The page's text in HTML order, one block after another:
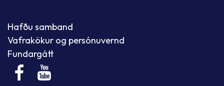
Hafðu samband
Vafrakökur og persónuvernd
Fundargátt